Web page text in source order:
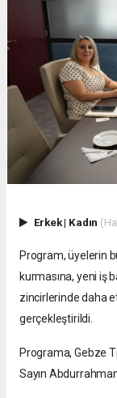
Erkek| Kadın
Program, üyelerin
kurmasına, yeni iş
zincirlerinde daha
gerçekleştirildi.
Programa, Gebze
Sayın